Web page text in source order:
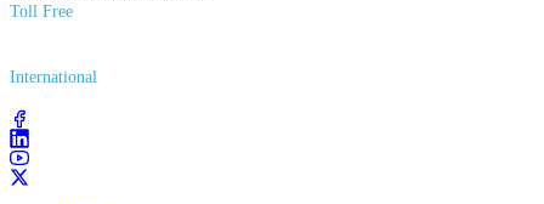
Toll Free
International